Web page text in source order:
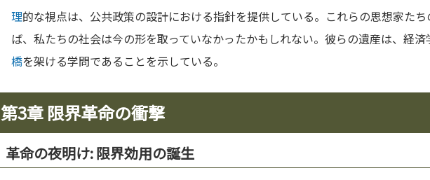
理的な視点は、公共政策の設計における指針を提供している。これらの思想家たち
ば、私たちの社会は今の形を取っていなかったかもしれない。彼らの遺産は、経済
橋を架ける学問であることを示している。
第3章 限界革命の衝撃
革命の夜明け: 限界効用の誕生